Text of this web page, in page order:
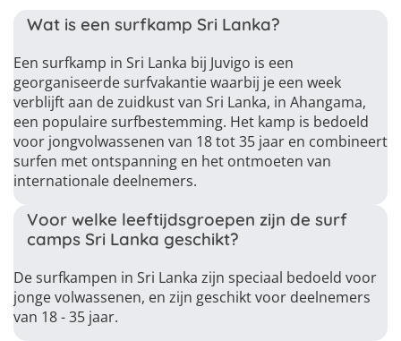
Wat is een surfkamp Sri Lanka?
Een surfkamp in Sri Lanka bij Juvigo is een
georganiseerde surfvakantie waarbij je een week
verblijft aan de zuidkust van Sri Lanka, in Ahangama,
een populaire surfbestemming. Het kamp is bedoeld
voor jongvolwassenen van 18 tot 35 jaar en combineert
surfen met ontspanning en het ontmoeten van
internationale deelnemers.
Voor welke leeftijdsgroepen zijn de surf
camps Sri Lanka geschikt?
De surfkampen in Sri Lanka zijn speciaal bedoeld voor
jonge volwassenen, en zijn geschikt voor deelnemers
van 18 - 35 jaar.